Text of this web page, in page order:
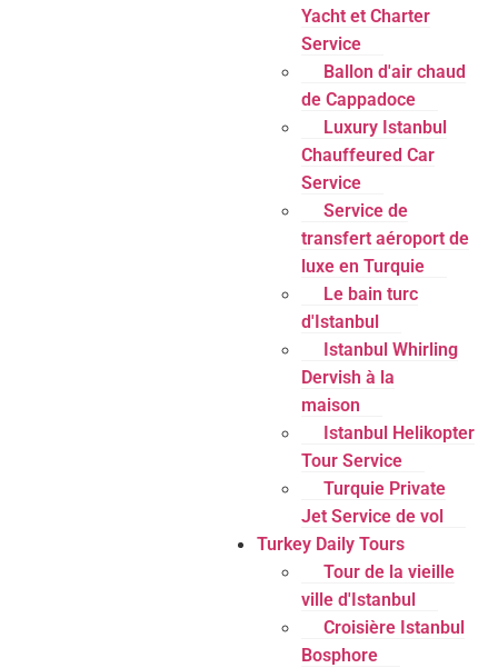
Yacht et Charter
Service
Ballon d'air chaud
de Cappadoce
Luxury Istanbul
Chauffeured Car
Service
Service de
transfert aéroport de
luxe en Turquie
Le bain turc
d'Istanbul
Istanbul Whirling
Dervish à la
maison
Istanbul Helikopter
Tour Service
Turquie Private
Jet Service de vol
Turkey Daily Tours
Tour de la vieille
ville d'Istanbul
Croisière Istanbul
Bosphore